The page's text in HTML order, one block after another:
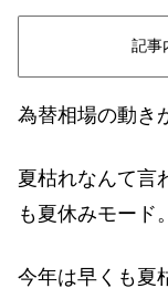
記事
為替相場の動き
夏枯れなんて言
も夏休みモード。
今年は早くも夏